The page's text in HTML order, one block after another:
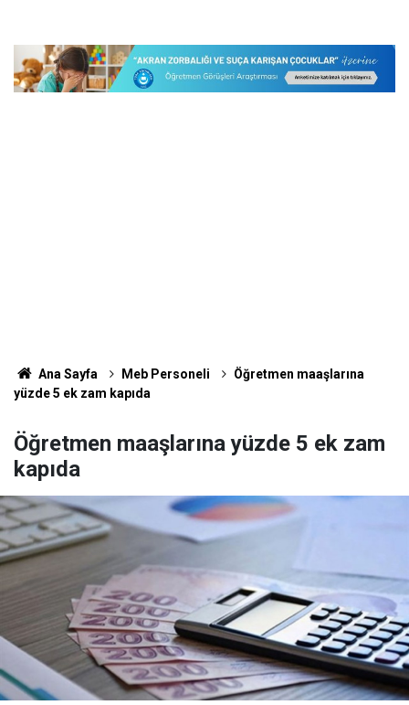
Ana Sayfa Meb Personeli
Öğretmen maaşlarına
yüzde 5 ek zam kapıda
Öğretmen maaşlarına yüzde 5 ek zam
kapıda